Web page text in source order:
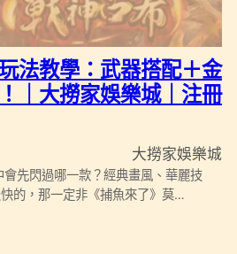
法教學：武器搭配＋金
｜大撈家娛樂城｜注冊
大撈家娛樂城
先閃過哪一款？經典畫風、華麗技
的，那一定非《捕魚來了》莫…